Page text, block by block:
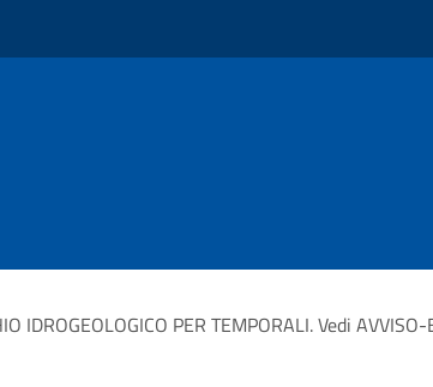
IDROGEOLOGICO PER TEMPORALI. Vedi